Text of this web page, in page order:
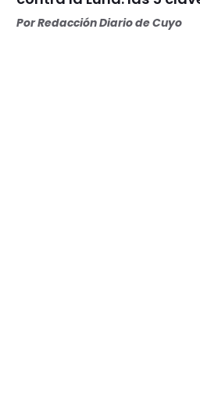
PorRedacción Diario de Cuyo